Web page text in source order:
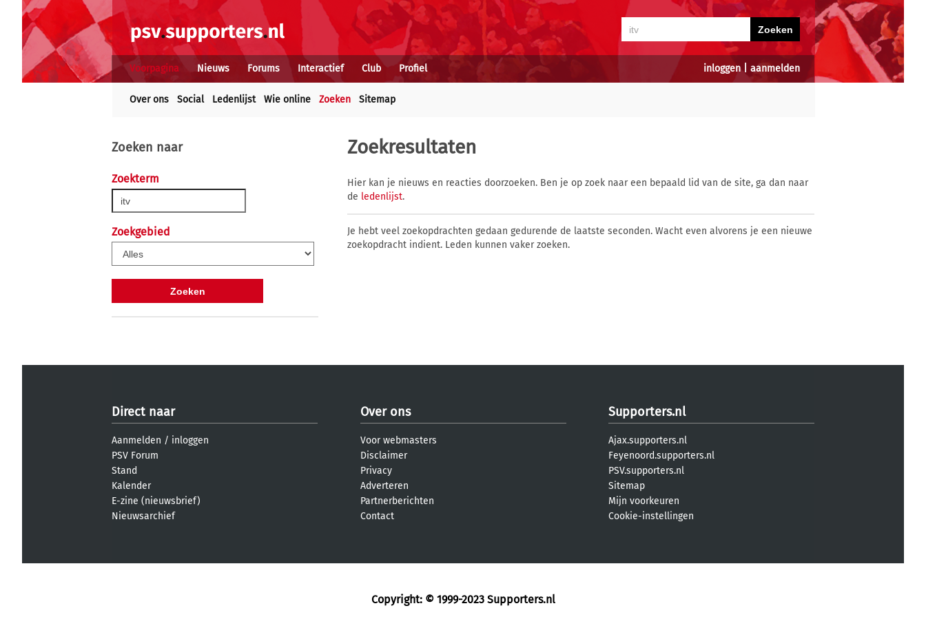
inloggen| aanmelden
Voorpagina Nieuws Forums Interactief Club Profiel
Over ons Social Ledenlijst Wie online Zoeken Sitemap
Zoeken naar
Zoekterm
Zoekgebied
Zoekresultaten
Hier kan je nieuws en reacties doorzoeken. Ben je op zoek naar een bepaald lid van de site, ga dan naar
de ledenlijst.
Je hebt veel zoekopdrachten gedaan gedurende de laatste seconden. Wacht even alvorens je een nieuwe
zoekopdracht indient. Leden kunnen vaker zoeken.
Direct naar
Aanmelden / inloggen
PSV Forum
Stand
Kalender
E-zine (nieuwsbrief)
Nieuwsarchief
Over ons
Voor webmasters
Disclaimer
Privacy
Adverteren
Partnerberichten
Contact
Supporters.nl
Ajax.supporters.nl
Feyenoord.supporters.nl
PSV.supporters.nl
Sitemap
Mijn voorkeuren
Cookie-instellingen
Copyright: © 1999-2023 Supporters.nl